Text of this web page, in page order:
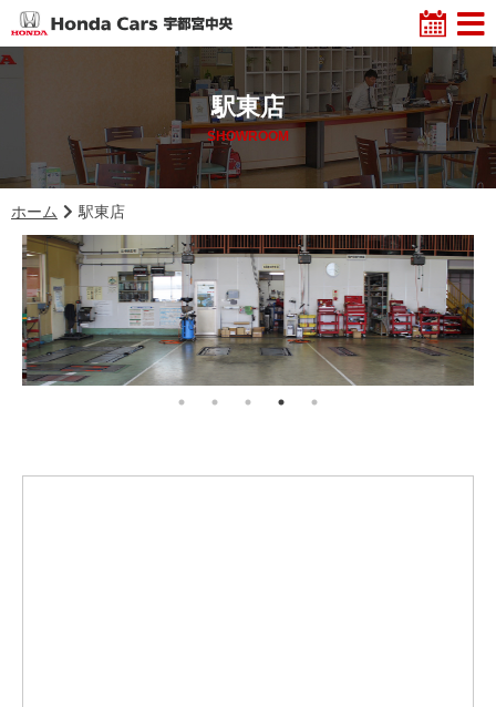
駅東店
SHOWROOM
ホーム 駅東店